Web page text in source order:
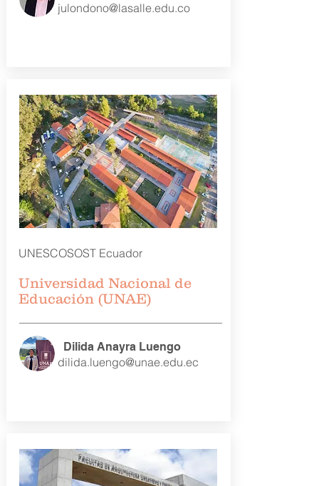
julondono@lasalle.edu.co
UNESCOSOST Ecuador
Universidad Nacional de
Educación (UNAE)
dilida.luengo@unae.edu.ec
Dilida Anayra Luengo